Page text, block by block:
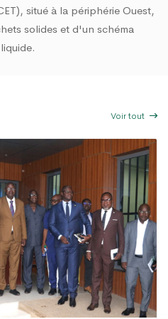
situé à la périphérie Ouest,
solides et d'un schéma
Voir tout